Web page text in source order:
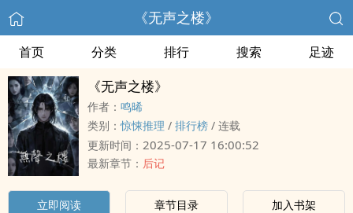
《无声之楼》
首页 分类 排行 搜索 足迹
《无声之楼》
作者： 鸣晞
类别：惊悚推理 / 排行榜 / 连载
更新时间： 2025-07-17 16:00:52
最新章节： 后记
立即阅读 章节目录 加入书架